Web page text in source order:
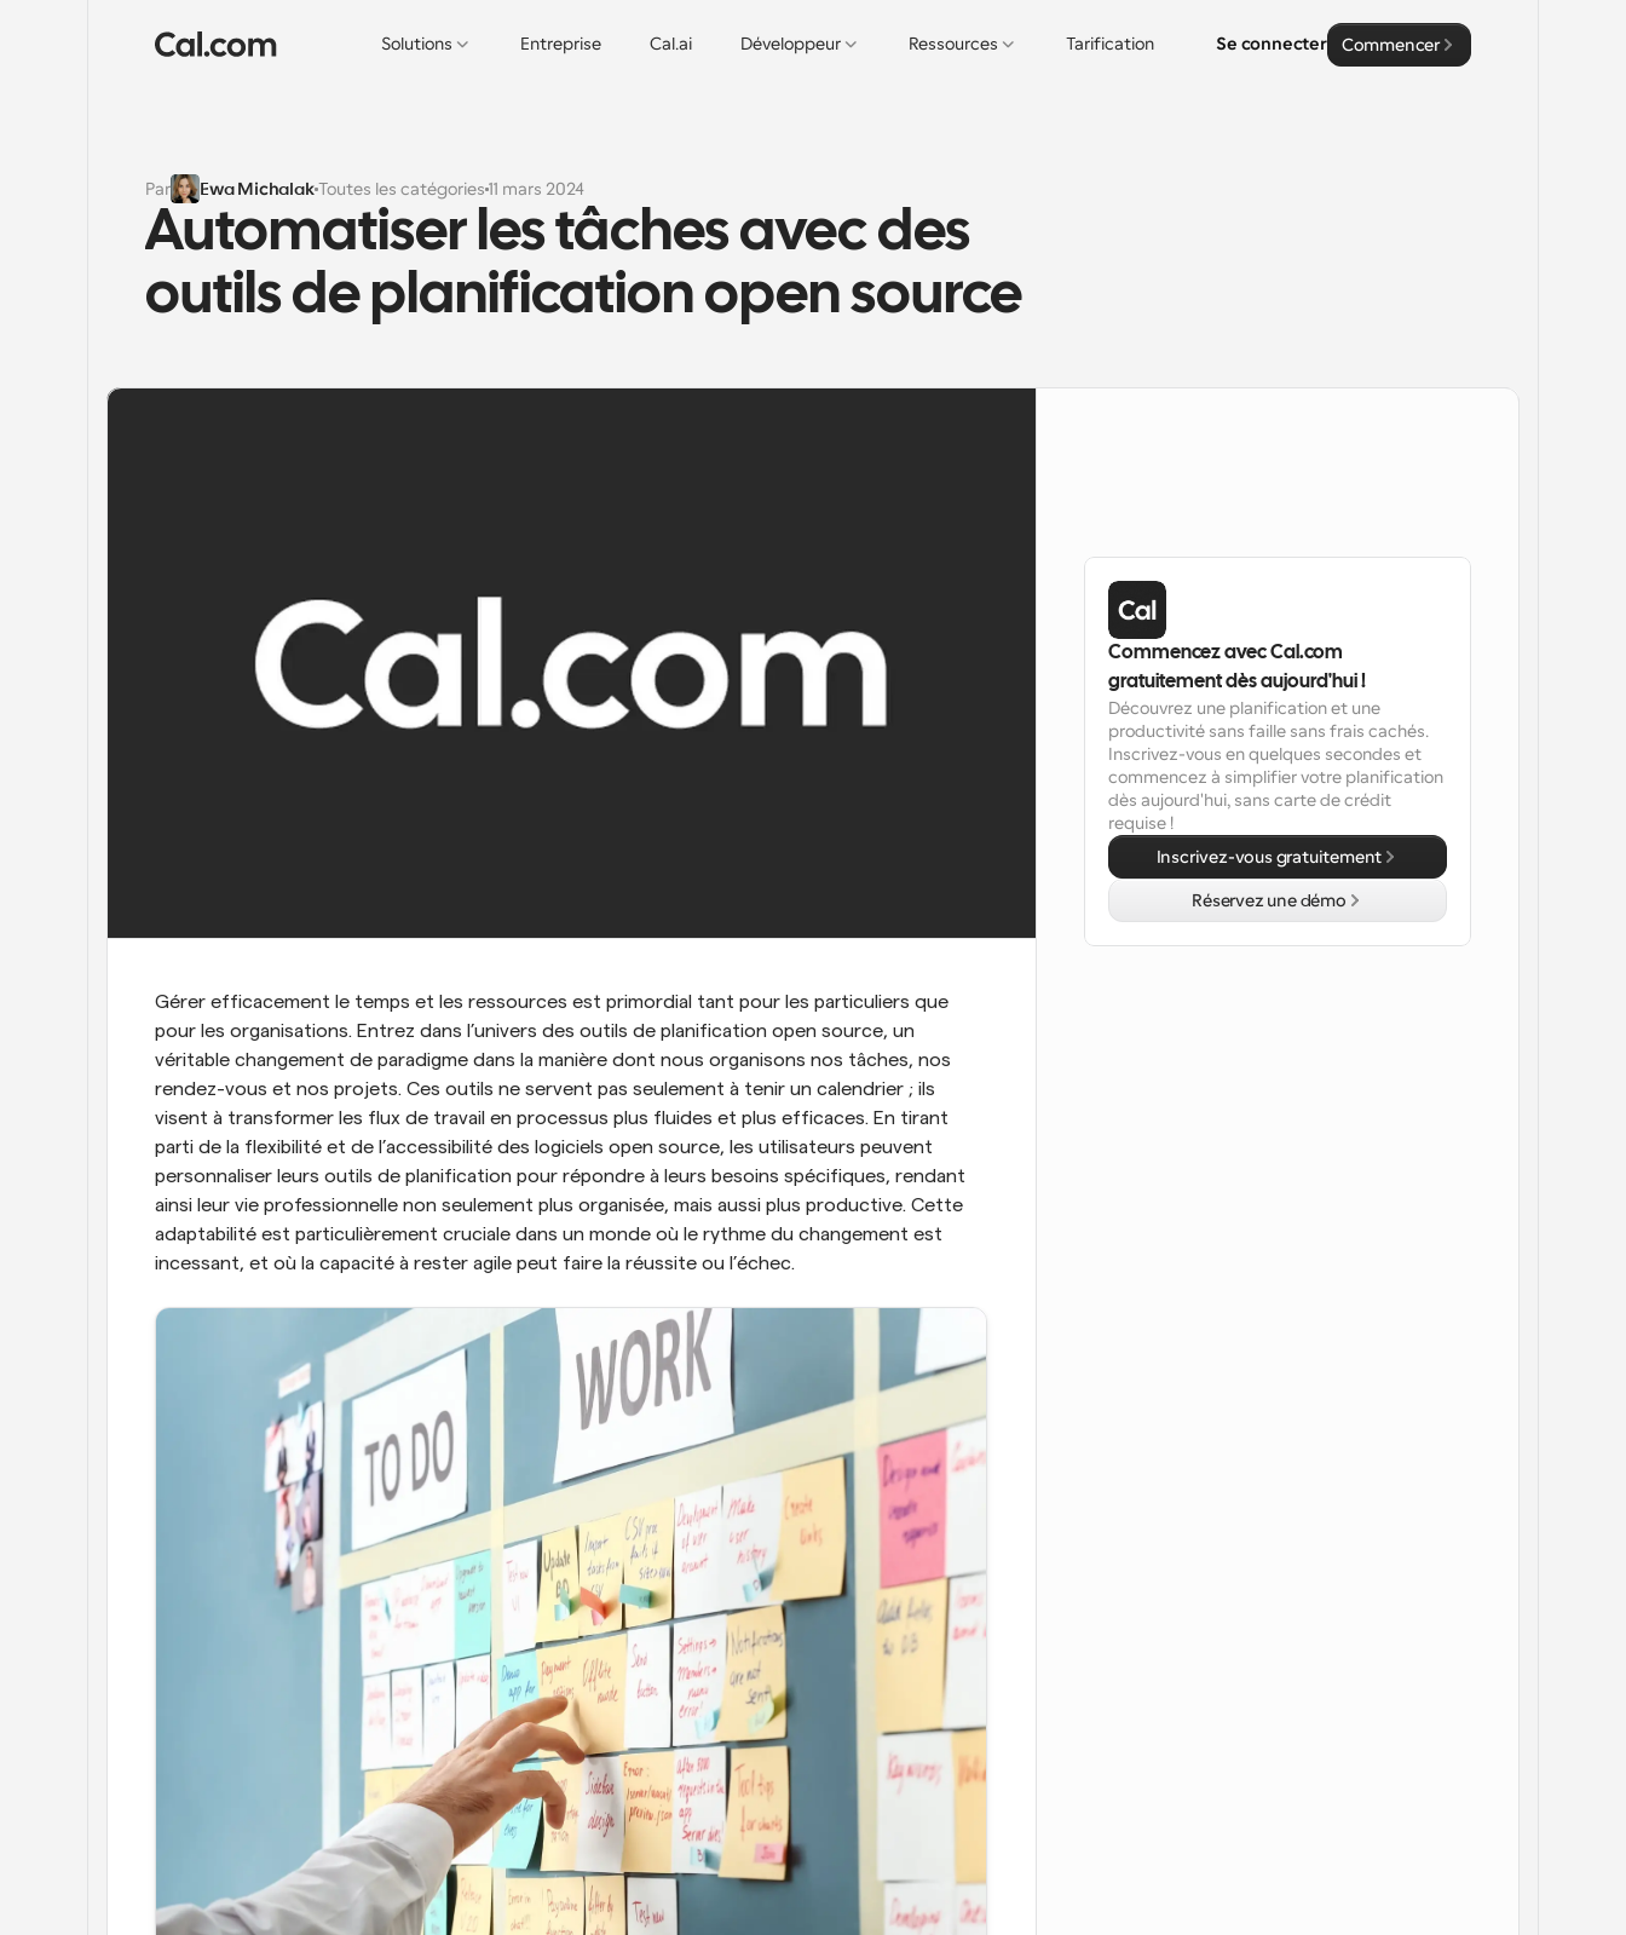
Solutions Entreprise Cal.ai Développeur Ressources Tarification Se connecter Commencer
Par Ewa MichalakToutes les catégories 11 mars 2024
Automatiser les tâches avec des
outils de planification open source
Gérer efficacement le temps et les ressources est primordial tant pour les particuliers que
pour les organisations. Entrez dans l’univers des outils de planification open source, un
véritable changement de paradigme dans la manière dont nous organisons nos tâches, nos
rendez-vous et nos projets. Ces outils ne servent pas seulement à tenir un calendrier ; ils
visent à transformer les flux de travail en processus plus fluides et plus efficaces. En tirant
parti de la flexibilité et de l’accessibilité des logiciels open source, les utilisateurs peuvent
personnaliser leurs outils de planification pour répondre à leurs besoins spécifiques, rendant
ainsi leur vie professionnelle non seulement plus organisée, mais aussi plus productive. Cette
adaptabilité est particulièrement cruciale dans un monde où le rythme du changement est
incessant, et où la capacité à rester agile peut faire la réussite ou l’échec.
Commencez avec Cal.com
gratuitement dès aujourd'hui !
Découvrez une planification et une
productivité sans faille sans frais cachés.
Inscrivez-vous en quelques secondes et
commencez à simplifier votre planification
dès aujourd'hui, sans carte de crédit
requise !
Inscrivez-vous gratuitement
Réservez une démo